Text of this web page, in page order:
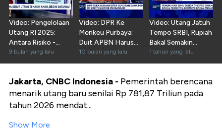
Video: Pengelolaan
Utang RI 2025:
Antara Risiko -
Strategi Fiskal
9 bulan yang lalu
Video: DPR Ke
Menkeu Purbaya:
Duit APBN Harus
Sejahterakan
Rakyat RI
10 bulan yang lalu
Video: Utang Jatuh
Tempo SRBI, Rupiah
Bakal Semakin
Tertekan
1 tahun yang lalu
Jakarta, CNBC Indonesia - Pemerintah berencana
menarik utang baru senilai Rp 781,87 Triliun pada
tahun 2026 mendat...
Show More